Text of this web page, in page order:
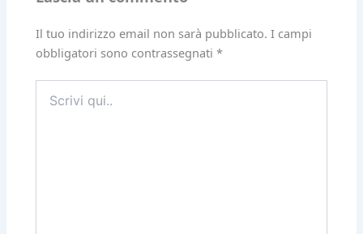
Il tuo indirizzo email non sarà pubblicato. I campi
obbligatori sono contrassegnati*
qui..